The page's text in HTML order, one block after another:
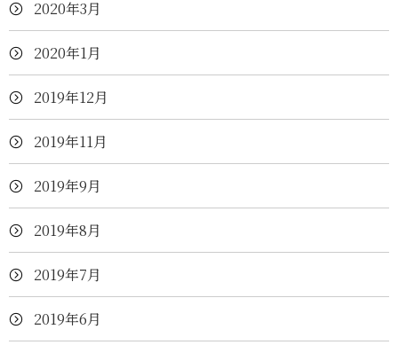
2020年3月
2020年1月
2019年12月
2019年11月
2019年9月
2019年8月
2019年7月
2019年6月